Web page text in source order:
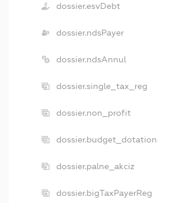
dossier.esvDebt
dossier.ndsPayer
dossier.ndsAnnul
dossier.single_tax_reg
dossier.non_profit
dossier.budget_dotation
dossier.palne_akciz
dossier.bigTaxPayerReg